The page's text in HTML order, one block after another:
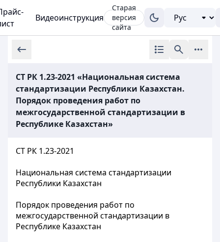
Видеоинструкция
Старая
версия
сайта
СТ РК 1.23-2021 «Национальная система
стандартизации Республики Казахстан.
Порядок проведения работ по
межгосударственной стандартизации в
Республике Казахстан»
СТ РК 1.23-2021
Национальная система стандартизации
Республики Казахстан
Порядок проведения работ по
межгосударственной стандартизации в
Республике Казахстан